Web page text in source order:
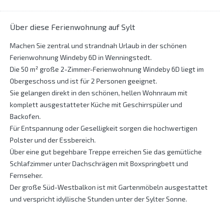
Über diese Ferienwohnung auf Sylt
Machen Sie zentral und strandnah Urlaub in der schönen
Ferienwohnung Windeby 6D in Wenningstedt.
Die 50 m² große 2-Zimmer-Ferienwohnung Windeby 6D liegt im
Obergeschoss und ist für 2 Personen geeignet.
Sie gelangen direkt in den schönen, hellen Wohnraum mit
komplett ausgestatteter Küche mit Geschirrspüler und
Backofen.
Für Entspannung oder Geselligkeit sorgen die hochwertigen
Polster und der Essbereich.
Über eine gut begehbare Treppe erreichen Sie das gemütliche
Schlafzimmer unter Dachschrägen mit Boxspringbett und
Fernseher.
Der große Süd-Westbalkon ist mit Gartenmöbeln ausgestattet
und verspricht idyllische Stunden unter der Sylter Sonne.